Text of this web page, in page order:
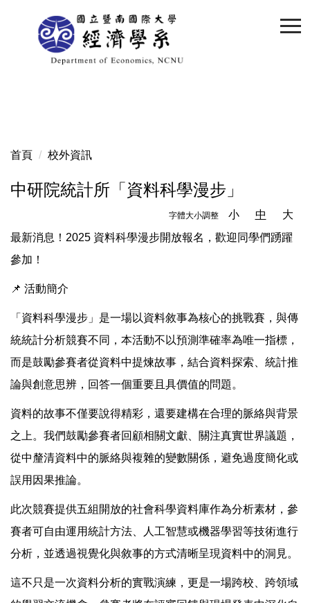
首頁 校外資訊
中研院統計所「資料科學漫步」
字體大小調整 小 中
大
最新消息！2025 資料科學漫步開放報名，歡迎同學們踴躍
參加！
📌 活動簡介
「資料科學漫步」是一場以資料敘事為核心的挑戰賽，與傳
統統計分析競賽不同，本活動不以預測準確率為唯一指標，
而是鼓勵參賽者從資料中提煉故事，結合資料探索、統計推
論與創意思辨，回答一個重要且具價值的問題。
資料的故事不僅要說得精彩，還要建構在合理的脈絡與背景
之上。我們鼓勵參賽者回顧相關文獻、關注真實世界議題，
從中釐清資料中的脈絡與複雜的變數關係，避免過度簡化或
誤用因果推論。
此次競賽提供五組開放的社會科學資料庫作為分析素材，參
賽者可自由運用統計方法、人工智慧或機器學習等技術進行
分析，並透過視覺化與敘事的方式清晰呈現資料中的洞見。
這不只是一次資料分析的實戰演練，更是一場跨校、跨領域